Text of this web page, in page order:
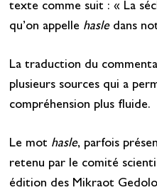
texte comme suit : « La
qu’on appelle hasledans
La traduction du
plusieurs sources qui a
compréhension plus fluide.
Le mot hasle, parfois
retenu par le comité
édition des Mikraot